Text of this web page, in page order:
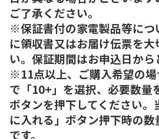
ご了承ください。
※保証書付の家電製品等につ
に領収書又はお届け伝票を
い。保証期間はお申込日から
※11点以上、ご購入希望の
で「10+」を選択、必要数量
ボタンを押下してください。
に入れる」ボタン押下時の
です。